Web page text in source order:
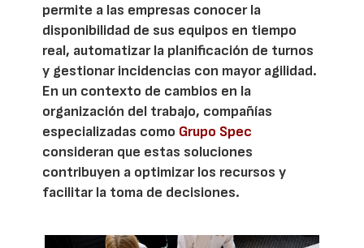
permite a las empresas conocer la
disponibilidad de sus equipos en tiempo
real, automatizar la planificación de turnos
y gestionar incidencias con mayor agilidad.
En un contexto de cambios en la
organización del trabajo, compañías
especializadas como Grupo Spec
consideran que estas soluciones
contribuyen a optimizar los recursos y
facilitar la toma de decisiones.